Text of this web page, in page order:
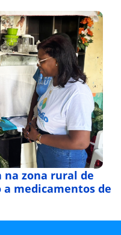
na zona rural de
a medicamentos de